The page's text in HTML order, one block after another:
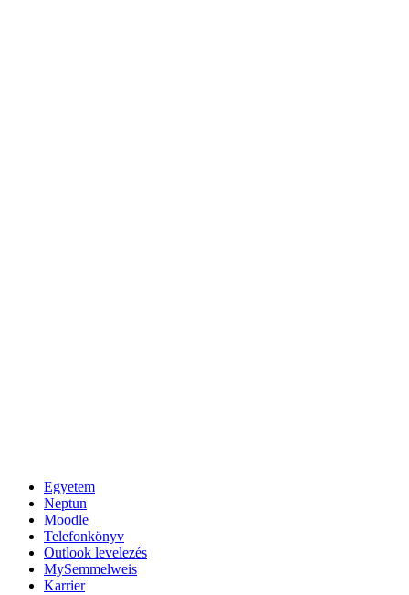
Egyetem
Neptun
Moodle
Telefonkönyv
Outlook levelezés
MySemmelweis
Karrier